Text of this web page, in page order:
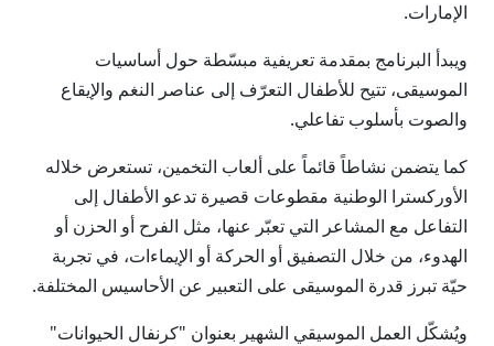
الإمارات.
ويبدأ البرنامج بمقدمة تعريفية مبسّطة حول أساسيات
الموسيقى، تتيح للأطفال التعرّف إلى عناصر النغم والإيقاع
والصوت بأسلوب تفاعلي.
كما يتضمن نشاطاً قائماً على ألعاب التخمين، تستعرض خلاله
الأوركسترا الوطنية مقطوعات قصيرة تدعو الأطفال إلى
التفاعل مع المشاعر التي تعبّر عنها، مثل الفرح أو الحزن أو
الهدوء، من خلال التصفيق أو الحركة أو الإيماءات، في تجربة
حيّة تبرز قدرة الموسيقى على التعبير عن الأحاسيس المختلفة.
ويُشكّل العمل الموسيقي الشهير بعنوان "كرنفال الحيوانات"